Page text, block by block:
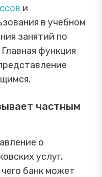
и
в учебном
занятий по
функция
частным
о
услуг,
банк может